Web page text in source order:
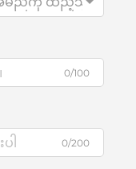
0/100
0/200